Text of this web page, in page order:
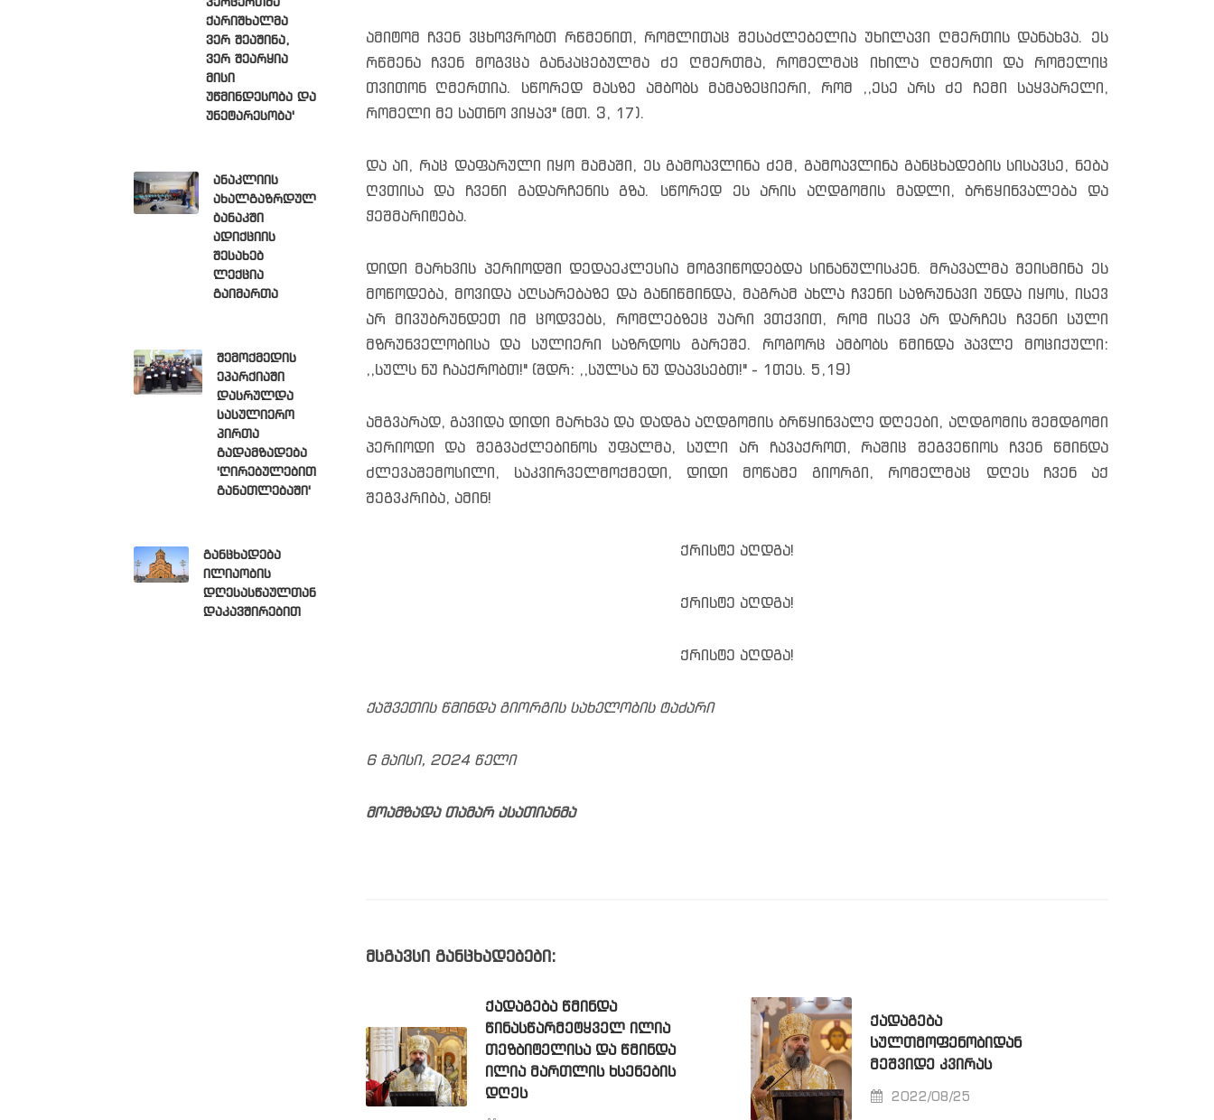
ამიტომ ჩვენ ვცხოვრობთ რწმენით, რომლითაც შესაძლებელია უხილავი ღმერთის დანახვა. ეს
რწმენა ჩვენ მოგვცა განკაცებულმა ძე ღმერთმა, რომელმაც იხილა ღმერთი და რომელიც
თვითონ ღმერთია. სწორედ მასზე ამბობს მამაზეციერი, რომ ,,ესე არს ძე ჩემი საყვარელი,
რომელი მე სათნო ვიყავ" (მთ. 3, 17).
და აი, რაც დაფარული იყო მამაში, ეს გამოავლინა ძემ, გამოავლინა განცხადების სისავსე, ნება
ღვთისა და ჩვენი გადარჩენის გზა. სწორედ ეს არის აღდგომის მადლი, ბრწყინვალება და
ჭეშმარიტება.
დიდი მარხვის პერიოდში დედაეკლესია მოგვიწოდებდა სინანულისკენ. მრავალმა შეისმინა ეს
მოწოდება, მოვიდა აღსარებაზე და განიწმინდა, მაგრამ ახლა ჩვენი საზრუნავი უნდა იყოს, ისევ
არ მივუბრუნდეთ იმ ცოდვებს, რომლებზეც უარი ვთქვით, რომ ისევ არ დარჩეს ჩვენი სული
მზრუნველობისა და სულიერი საზრდოს გარეშე. როგორც ამბობს წმინდა პავლე მოციქული:
,,სულს ნუ ჩააქრობთ!" (შდრ: ,,სულსა ნუ დაავსებთ!" - 1თეს. 5,19)
ამგვარად, გავიდა დიდი მარხვა და დადგა აღდგომის ბრწყინვალე დღეები, აღდგომის შემდგომი
პერიოდი და შეგვაძლებინოს უფალმა, სული არ ჩავაქროთ, რაშიც შეგვეწიოს ჩვენ წმინდა
ძლევაშემოსილი, საკვირველმოქმედი, დიდი მოწამე გიორგი, რომელმაც დღეს ჩვენ აქ
შეგვკრიბა, ამინ!
ქრისტე აღდგა!
ქრისტე აღდგა!
ქრისტე აღდგა!
ქაშვეთის წმინდა გიორგის სახელობის ტაძარი
6 მაისი, 2024 წელი
მოამზადა თამარ ასათიანმა
მსგავსი განცხადებები:
ᲥᲐᲓᲐᲒᲔᲑᲐ ᲬᲛᲘᲜᲓᲐ
ᲬᲘᲜᲐᲡᲬᲐᲠᲛᲔᲢᲧᲕᲔᲚ ᲘᲚᲘᲐ
ᲗᲔᲖᲑᲘᲢᲔᲚᲘᲡᲐ ᲓᲐ ᲬᲛᲘᲜᲓᲐ
ᲘᲚᲘᲐ ᲛᲐᲠᲗᲚᲘᲡ ᲮᲡᲔᲜᲔᲑᲘᲡ
ᲓᲦᲔᲡ
ᲥᲐᲓᲐᲒᲔᲑᲐ
ᲡᲣᲚᲗᲛᲝᲤᲔᲜᲝᲑᲘᲓᲐᲜ
ᲛᲔᲨᲕᲘᲓᲔ ᲙᲕᲘᲠᲐᲡ
2022/08/25
ვერცერთმა
ქარიშხალმა
ვერ შეაშინა,
ვერ შეარყია
მისი
უწმინდესობა და
უნეტარესობა'
ანაკლიის
ახალგაზრდულ
ბანაკში
ადიქციის
შესახებ
ლექცია
გაიმართა
შემოქმედის
ეპარქიაში
დასრულდა
სასულიერო
პირთა
გადამზადება
'ღირებულებით
განათლებაში'
განცხადება
ილიაობის
დღესასწაულთან
დაკავშირებით